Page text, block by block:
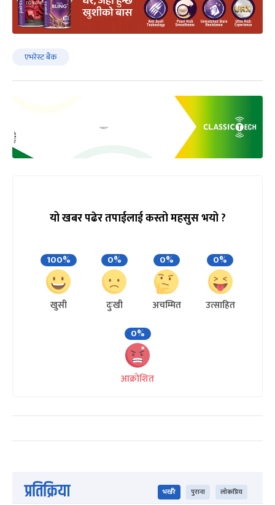
एभरेस्ट बैंक
यो खबर पढेर तपाईलाई कस्तो महसुस भयो ?
100%
खुसी
0%
दुःखी
0%
अचम्मित
0%
उत्साहित
0%
आक्रोशित
प्रतिक्रिया भर्खरै पुराना लोकप्रिय